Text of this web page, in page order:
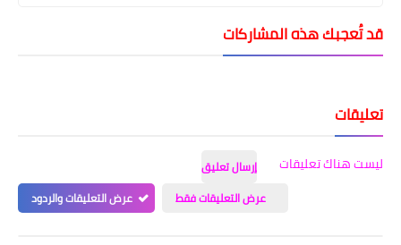
قد تُعجبك هذه المشاركات
تعليقات
ليست هناك تعليقات
إرسال تعليق
عرض التعليقات فقط
عرض التعليقات والردود